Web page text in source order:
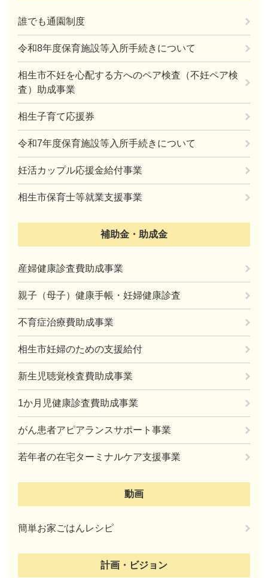
誰でも通園制度
令和8年度保育施設等入所手続きについて
相生市不妊を心配する方へのペア検査（不妊ペア検
査）助成事業
相生子育て応援券
令和7年度保育施設等入所手続きについて
妊活カップル応援金給付事業
相生市保育士等就業支援事業
補助金・助成金
産婦健康診査費助成事業
親子（母子）健康手帳・妊婦健康診査
不育症治療費助成事業
相生市妊婦のための支援給付
新生児聴覚検査費助成事業
1か月児健康診査費助成事業
がん患者アピアランスサポート事業
若年者の在宅ターミナルケア支援事業
動画
簡単お家ごはんレシピ
計画・ビジョン